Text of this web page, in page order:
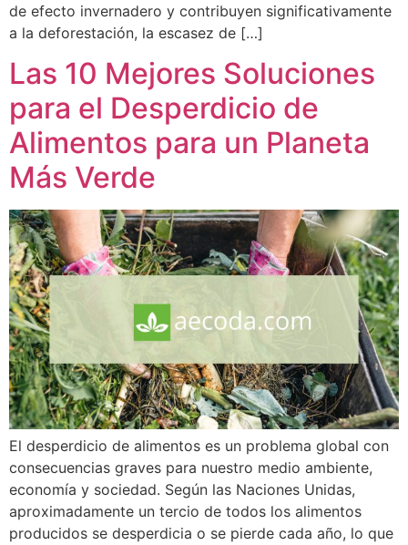
de efecto invernadero y contribuyen significativamente
a la deforestación, la escasez de […]
Las 10 Mejores Soluciones
para el Desperdicio de
Alimentos para un Planeta
Más Verde
El desperdicio de alimentos es un problema global con
consecuencias graves para nuestro medio ambiente,
economía y sociedad. Según las Naciones Unidas,
aproximadamente un tercio de todos los alimentos
producidos se desperdicia o se pierde cada año, lo que